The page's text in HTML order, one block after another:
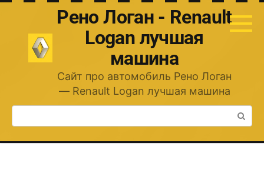
Перейти
Рено Логан - Renault
Logan лучшая
машина
Сайт про автомобиль Рено Логан
— Renault Logan лучшая машина
Поиск: